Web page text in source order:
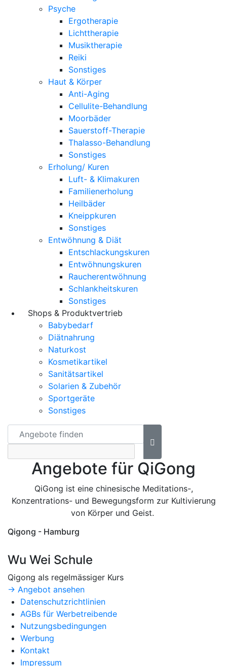
Psyche
Ergotherapie
Lichttherapie
Musiktherapie
Reiki
Sonstiges
Haut & Körper
Anti-Aging
Cellulite-Behandlung
Moorbäder
Sauerstoff-Therapie
Thalasso-Behandlung
Sonstiges
Erholung/ Kuren
Luft- & Klimakuren
Familienerholung
Heilbäder
Kneippkuren
Sonstiges
Entwöhnung & Diät
Entschlackungskuren
Entwöhnungskuren
Raucherentwöhnung
Schlankheitskuren
Sonstiges
Shops & Produktvertrieb
Babybedarf
Diätnahrung
Naturkost
Kosmetikartikel
Sanitätsartikel
Solarien & Zubehör
Sportgeräte
Sonstiges
Angebote für QiGong
QiGong ist eine chinesische Meditations-,
Konzentrations- und Bewegungsform zur Kultivierung
von Körper und Geist.
Qigong - Hamburg
Wu Wei Schule
Qigong als regelmässiger Kurs
→ Angebot ansehen
Datenschutzrichtlinien
AGBs für Werbetreibende
Nutzungsbedingungen
Werbung
Kontakt
Impressum